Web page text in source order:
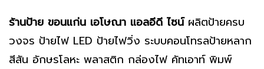
ร้านป้าย ขอนแก่น เอโษณา แอลอีดี ไซน์ผลิตป้ายครบ
วงจร ป้ายไฟ LED ป้ายไฟวิ่ง ระบบคอนโทรลป้ายหลาก
สีสัน อักษรโลหะ พลาสติก กล่องไฟ คัทเอาท์ พิมพ์